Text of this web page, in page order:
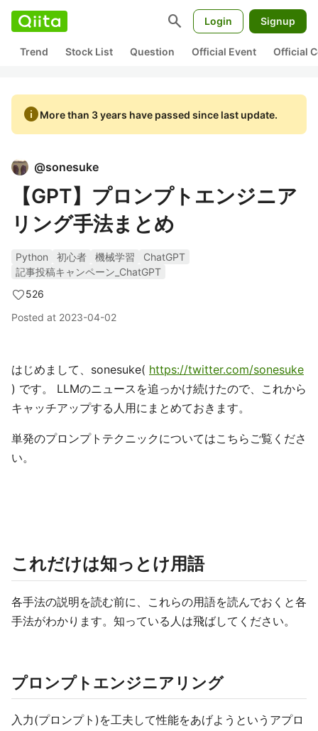
search Login Signup
Trend Stock List Question Official Event Official
infoMore than 3 years have passed since last update.
@sonesuke
【GPT】プロンプトエンジニア
リング手法まとめ
Python 初心者 機械学習
ChatGPT
記事投稿キャンペーン_ChatGPT
526
Posted at 2023-04-02
はじめまして、sonesuke( https://twitter.com/sonesuke
) です。 LLMのニュースを追っかけ続けたので、これから
キャッチアップする人用にまとめておきます。
単発のプロンプトテクニックについてはこちらご覧くださ
い。
これだけは知っとけ用語
各手法の説明を読む前に、これらの用語を読んでおくと各
手法がわかります。知っている人は飛ばしてください。
プロンプトエンジニアリング
入力(プロンプト)を工夫して性能をあげようというアプロ